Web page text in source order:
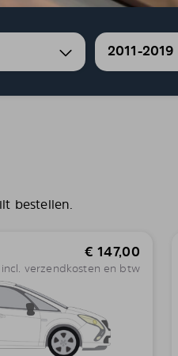
2011-2019
bestellen.
€ 147,00
incl. verzendkosten en btw